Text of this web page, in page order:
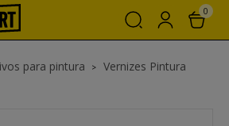
0
para pintura Vernizes Pintura